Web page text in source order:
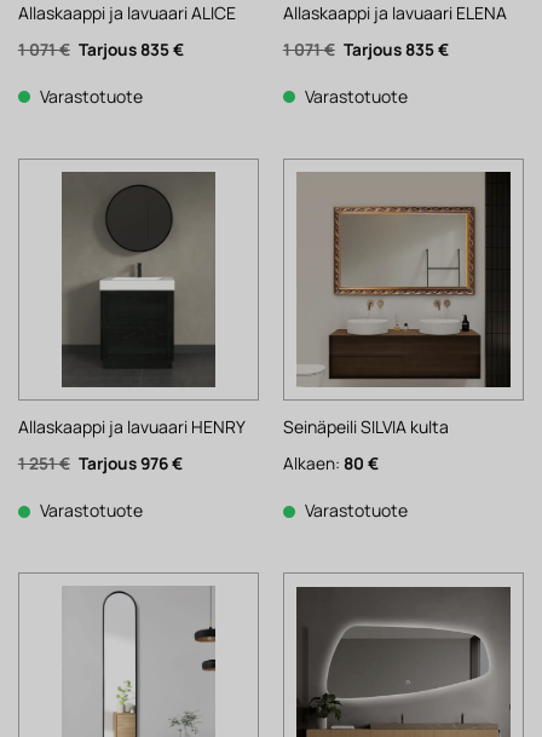
Allaskaappi ja lavuaari ALICE
1 071€ Alkuperäinen
hinta
1
071 €.
835€Nykyinen
Varastotuote
Allaskaappi ja lavuaari ELENA
1 071€ Alkuperäinen
hinta
1
071 €.
835€Nykyinen
Varastotuote
Allaskaappi ja lavuaari HENRY
1 251€ Alkuperäinen
hinta
1
251 €.
976€Nykyinen
Varastotuote
Seinäpeili SILVIA kulta
Alkaen: 80 €
Varastotuote